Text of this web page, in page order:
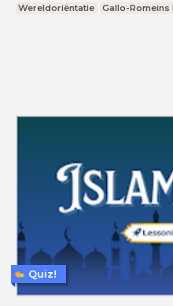
Wereldoriëntatie Gallo-Romeins
Quiz!